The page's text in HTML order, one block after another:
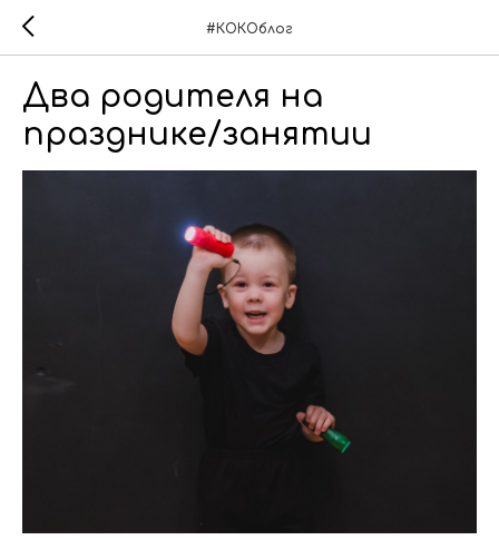
#КОКОблог
Два родителя на
празднике/занятии